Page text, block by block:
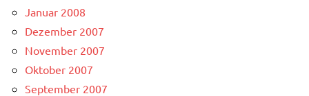
Januar 2008
Dezember 2007
November 2007
Oktober 2007
September 2007